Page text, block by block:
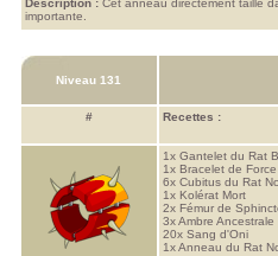
Description : Cet anneau directement taillé
importante.
Niveau 131
# Recettes :
1x Gantelet du Rat
1x Bracelet de
6x Cubitus du Rat
1x Kolérat Mort
2x Fémur de
3xAmbre Ancestrale
20x Sang d'Oni
1xAnneau du Rat